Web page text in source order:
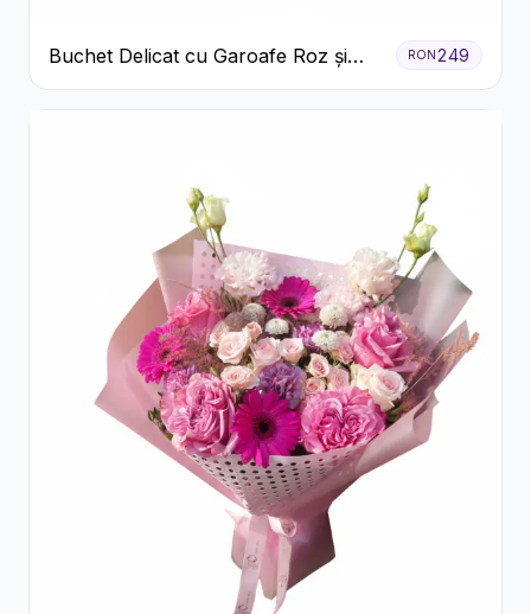
Buchet Delicat cu Garoafe Roz și
Crizanteme Albe
RON249